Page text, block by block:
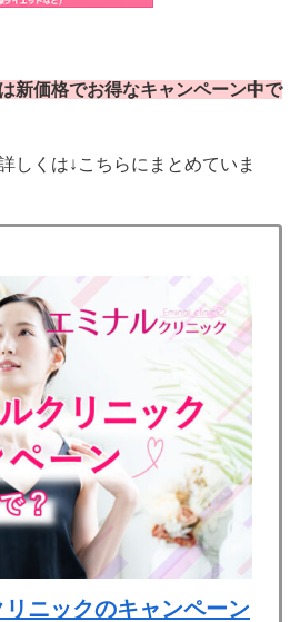
新価格でお得なキャンペーン中で
しくは↓こちらにまとめていま
リニックのキャンペーン